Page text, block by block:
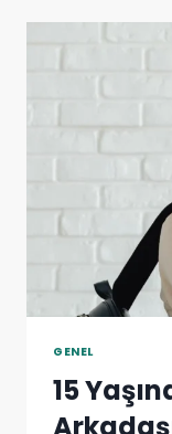
GENEL
15